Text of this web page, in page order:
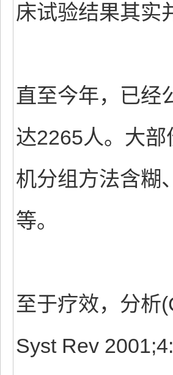
床试验结果其实
直至今年，已经
达2265人。大
机分组方法含糊
等。
至于疗效，分析
Syst Rev